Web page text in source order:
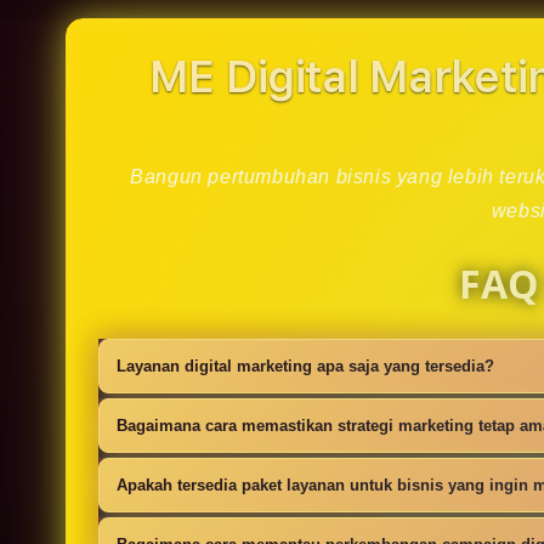
in
modal
ME Digital
Bangun pertumbuhan bisnis yang lebih
Layanan digital marketing apa saja yang tersedia?
Kami menyediakan strategi SEO, iklan
campaign.
Bagaimana cara memastikan strategi marketing tetap
Setiap campaign disusun dengan riset
Apakah tersedia paket layanan untuk bisnis yang ingin
Ya, tersedia paket dasar sampai lanjutan